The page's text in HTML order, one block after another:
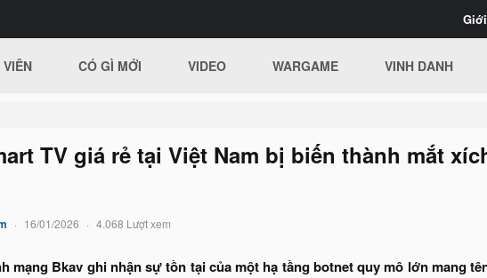
CÓ GÌ MỚI VIDEO WARGAME VINH DANH
TV giá rẻ tại Việt Nam bị biến thành mắt
16/01/2026 4.068 Lượt xem
mạng Bkav ghi nhận sự tồn tại của một hạ tầng botnet quy mô lớn mang